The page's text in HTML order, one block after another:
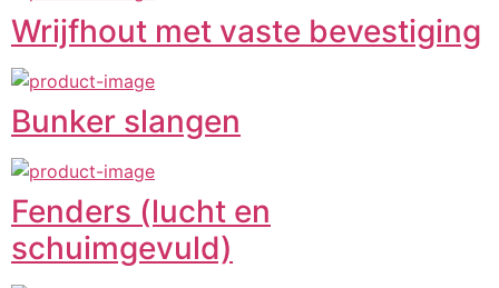
Wrijfhout met vaste bevestiging
Bunker slangen
Fenders (lucht en
schuimgevuld)